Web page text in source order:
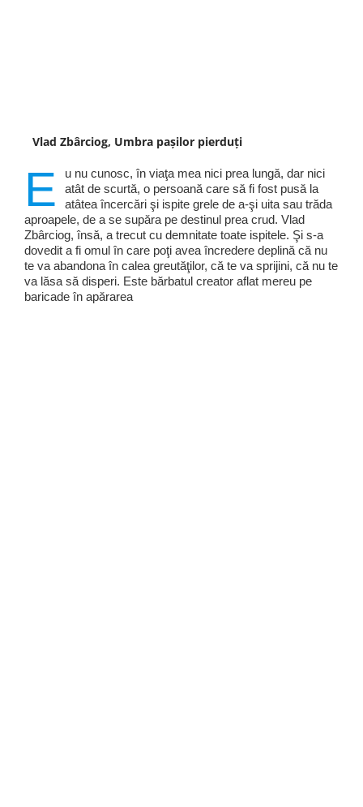
Vlad Zbârciog, Umbra pașilor pierduți
E
u nu cunosc, în viaţa mea nici prea lungă, dar nici
atât de scurtă, o persoană care să fi fost pusă la
atâtea încercări şi ispite grele de a-şi uita sau trăda
aproapele, de a se supăra pe destinul prea crud. Vlad
Zbârciog, însă, a trecut cu demnitate toate ispitele. Şi s-a
dovedit a fi omul în care poţi avea încredere deplină că nu
te va abandona în calea greutăţilor, că te va sprijini, că nu te
va lăsa să disperi. Este bărbatul creator aflat mereu pe
baricade în apărarea